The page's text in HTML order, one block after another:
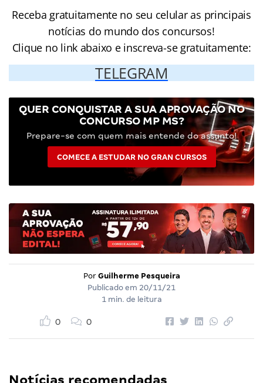
Receba gratuitamente no seu celular as principais
notícias do mundo dos concursos!
Clique no link abaixo e inscreva-se gratuitamente:
TELEGRAM
QUER CONQUISTAR A SUA APROVAÇÃO NO
CONCURSO MP MS?
Prepare-se com quem mais entende do assunto!
COMECE A ESTUDAR NO GRAN CURSOS
Por Guilherme Pesqueira
Publicado em 20/11/21
1 min. de leitura
0 0
Notícias recomendadas